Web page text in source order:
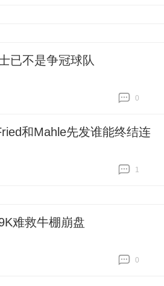
已不是争冠球队
0
和Mahle先发谁能终结连
1
难救牛棚崩盘
0